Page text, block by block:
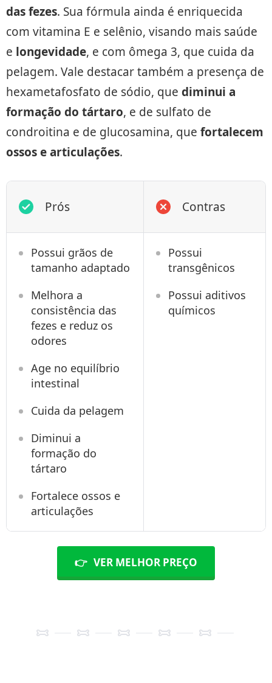
das fezes. Sua fórmula ainda é enriquecida
com vitamina E e selênio, visando mais saúde
e longevidade, e com ômega 3, que cuida da
pelagem. Vale destacar também a presença de
hexametafosfato de sódio, que diminui a
formação do tártaro, e de sulfato de
condroitina e de glucosamina, que fortalecem
ossos e articulações.
Prós Contras
Possui grãos de
tamanho adaptado
Possui
transgênicos
Melhora a
consistência das
fezes e reduz os
odores
Possui aditivos
químicos
Age no equilíbrio
intestinal
Cuida da pelagem
Diminui a
formação do
tártaro
Fortalece ossos e
articulações
👉 VER MELHOR PREÇO